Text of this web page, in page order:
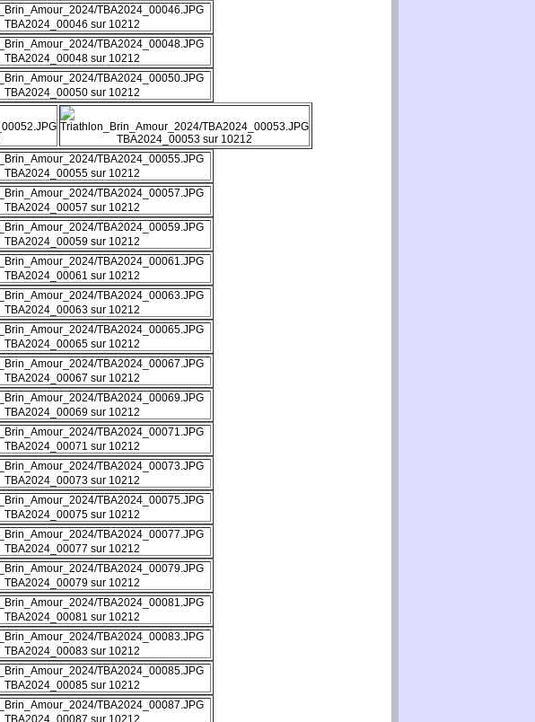
TBA2024_00046 sur 10212
TBA2024_00048 sur 10212
TBA2024_00050 sur 10212
TBA2024_00053 sur 10212
TBA2024_00055 sur 10212
TBA2024_00057 sur 10212
TBA2024_00059 sur 10212
TBA2024_00061 sur 10212
TBA2024_00063 sur 10212
TBA2024_00065 sur 10212
TBA2024_00067 sur 10212
TBA2024_00069 sur 10212
TBA2024_00071 sur 10212
TBA2024_00073 sur 10212
TBA2024_00075 sur 10212
TBA2024_00077 sur 10212
TBA2024_00079 sur 10212
TBA2024_00081 sur 10212
TBA2024_00083 sur 10212
TBA2024_00085 sur 10212
TBA2024_00087 sur 10212